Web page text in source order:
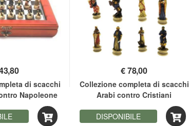
di scacchi
Napoleone
€78,00
Collezione completa di scacchi
Arabi contro Cristiani
DISPONIBILE